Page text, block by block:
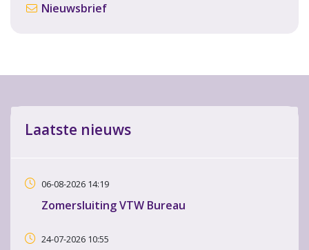
Nieuwsbrief
Laatste nieuws
06-08-2026 14:19
Zomersluiting VTW Bureau
24-07-2026 10:55